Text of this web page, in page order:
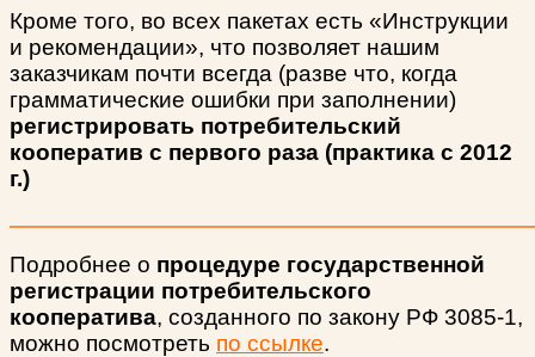
Кроме того, во всех пакетах есть «Инструкции
и рекомендации», что позволяет нашим
заказчикам почти всегда (разве что, когда
грамматические ошибки при заполнении)
регистрировать потребительский
кооператив с первого раза (практика с 2012
г.)
Подробнее о процедуре государственной
регистрации потребительского
кооператива, созданного по закону РФ 3085-1,
можно посмотреть по ссылке.